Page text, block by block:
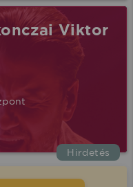
Hirdetés
Viktor